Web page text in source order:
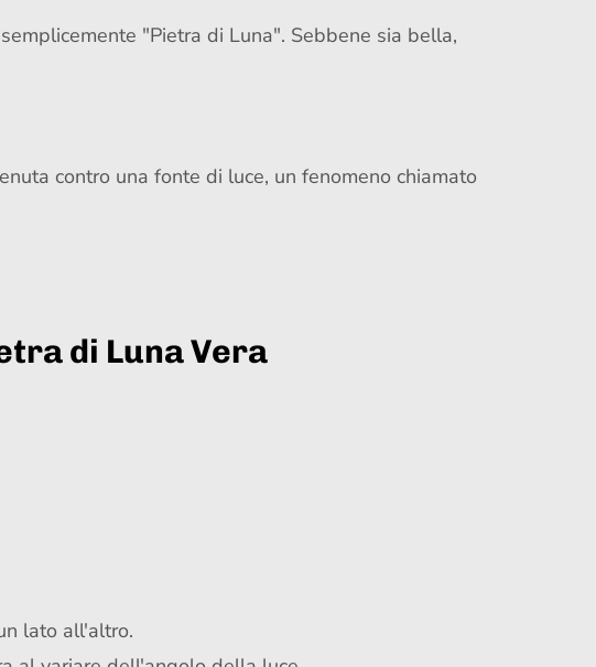
"Pietra di Luna". Sebbene sia bella,
contro una fonte di luce, un fenomeno chiamato
di Luna Vera
lato all'altro.